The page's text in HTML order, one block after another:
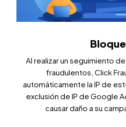
Al realizar un seguimiento
fraudulentos, Click
automáticamente la IP de
exclusión de IP de Google
causar daño a su